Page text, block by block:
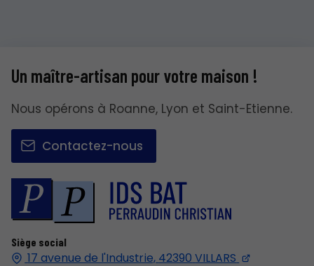
Siège social
17 avenue de l'Industrie, 42390 VILLARS
Un maître-artisan pour votre maison !
Nous opérons à Roanne, Lyon et Saint-Etienne.
Contactez-nous